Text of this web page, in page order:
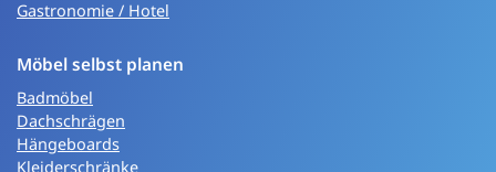
Gastronomie / Hotel
Möbel selbst planen
Badmöbel
Dachschrägen
Hängeboards
Kleiderschränke